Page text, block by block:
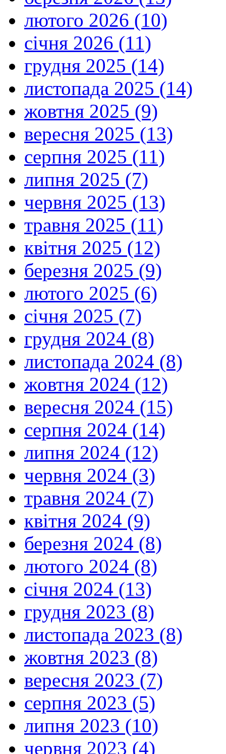
лютого 2026 (10)
січня 2026 (11)
грудня 2025 (14)
листопада 2025 (14)
жовтня 2025 (9)
вересня 2025 (13)
серпня 2025 (11)
липня 2025 (7)
червня 2025 (13)
травня 2025 (11)
квітня 2025 (12)
березня 2025 (9)
лютого 2025 (6)
січня 2025 (7)
грудня 2024 (8)
листопада 2024 (8)
жовтня 2024 (12)
вересня 2024 (15)
серпня 2024 (14)
липня 2024 (12)
червня 2024 (3)
травня 2024 (7)
квітня 2024 (9)
березня 2024 (8)
лютого 2024 (8)
січня 2024 (13)
грудня 2023 (8)
листопада 2023 (8)
жовтня 2023 (8)
вересня 2023 (7)
серпня 2023 (5)
липня 2023 (10)
червня 2023 (4)